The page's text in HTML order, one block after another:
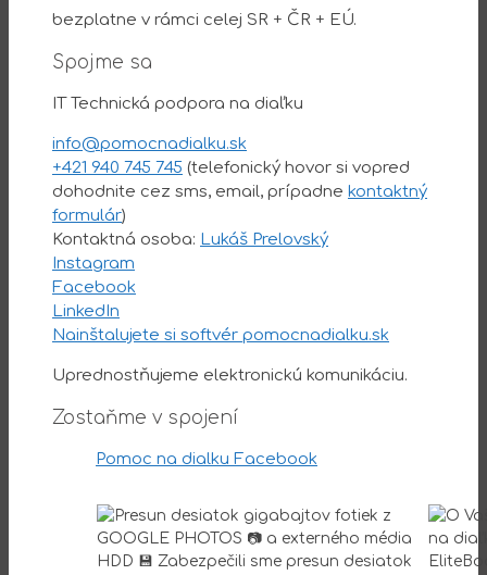
bezplatne v rámci celej SR + ČR + EÚ.
Spojme sa
IT Technická podpora na diaľku
info@pomocnadialku.sk
+421 940 745 745 (telefonický hovor si vopred
dohodnite cez sms, email, prípadne kontaktný
formulár)
Kontaktná osoba: Lukáš Prelovský
Instagram
Facebook
LinkedIn
Nainštalujete si softvér pomocnadialku.sk
Uprednostňujeme elektronickú komunikáciu.
Zostaňme v spojení
Pomoc na dialku Facebook